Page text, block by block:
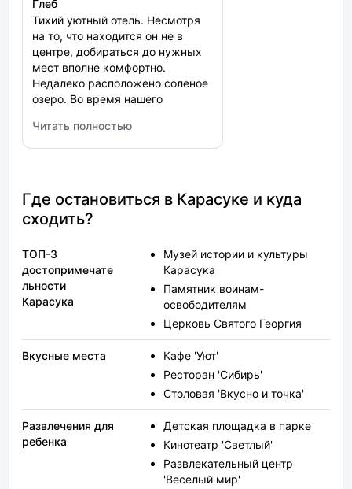
Глеб
Тихий уютный отель. Несмотря
на то, что находится он не в
центре, добираться до нужных
мест вполне комфортно.
Недалеко расположено соленое
озеро. Во время нашего
особенно по вечерам, видимо
постояльцев немного. Номер
личной гигиены. К сожалению
щеток и пасты не было. Есть
отдельная кухня, при желании
легкий перекус или приготовить
что-то посерьезней. Цена/
качество на уровне
Читать полностью
: Персона
Где остановиться в Карасуке и куда
сходить?
ТОП-3
достопримечате
льности
Карасука
Музей истории и культуры
Карасука
Памятник воинам-
освободителям
Церковь Святого Георгия
Вкусные места
Кафе 'Уют'
Ресторан 'Сибирь'
Столовая 'Вкусно и точка'
Развлечения для
ребенка
Детская площадка в парке
Кинотеатр 'Светлый'
Развлекательный центр
'Веселый мир'